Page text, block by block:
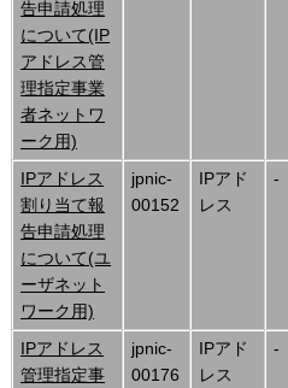
告申請処理
について(IP
アドレス管
理指定事業
者ネットワ
ーク用)
IPアドレス
割り当て報
告申請処理
について(ユ
ーザネット
ワーク用)
jpnic-
00152
IPアド
レス
-
IPアドレス
管理指定事
jpnic-
00176
IPアド
レス
-